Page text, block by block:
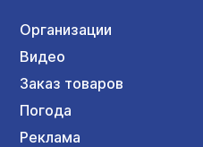
Организации
Видео
Заказ товаров
Погода
Реклама